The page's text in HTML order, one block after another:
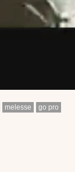
melesse
go pro